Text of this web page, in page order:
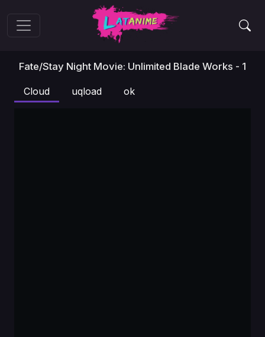
Fate/stay Night Movie: Unlimited Blade Works - 1
Cloud uqload ok